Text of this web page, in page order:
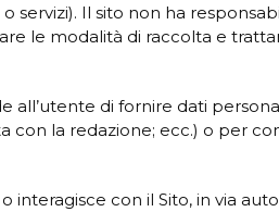
servizi). Il sito non ha
le modalità di raccolta e
all’utente di fornire dati
con la redazione; ecc.) o per
o interagisce con il Sito, in via